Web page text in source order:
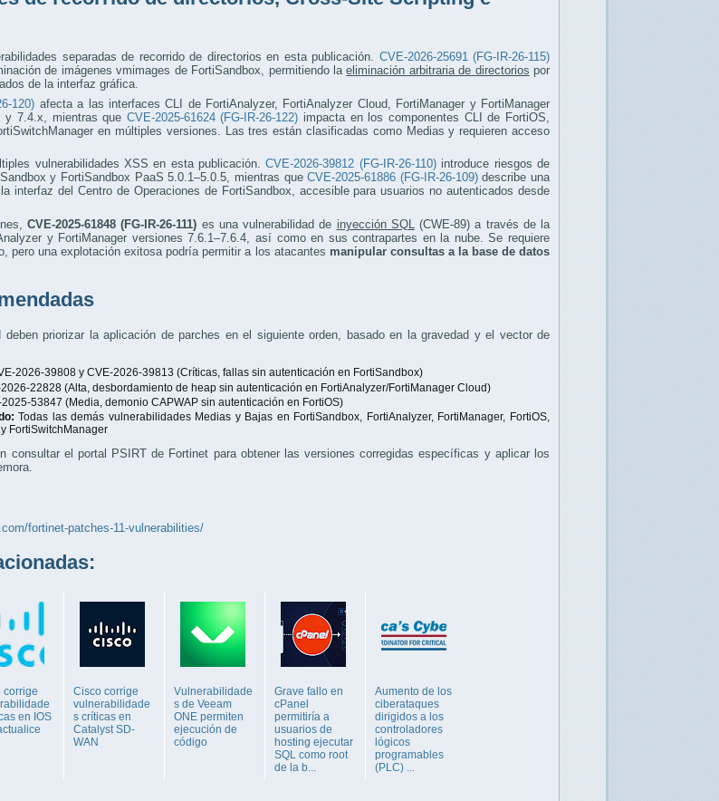
separadas de recorrido de directorios en esta publicación. CVE-2026-25691 (FG-IR-26-115)
de imágenes vmimages de FortiSandbox, permitiendo laeliminación arbitraria de directorios por
de la interfaz gráfica.
120) afecta a las interfaces CLI de FortiAnalyzer, FortiAnalyzer Cloud, FortiManager y FortiManager
y 7.4.x, mientras que CVE-2025-61624 (FG-IR-26-122) impacta en los componentes CLI de FortiOS,
en múltiples versiones. Las tres están clasificadas como Medias y requieren acceso
vulnerabilidades XSS en esta publicación.CVE-2026-39812 (FG-IR-26-110)introduce riesgos de
y FortiSandbox PaaS 5.0.1–5.0.5, mientras queCVE-2025-61886 (FG-IR-26-109)describe una
interfaz del Centro de Operaciones de FortiSandbox, accesible para usuarios no autenticados desde
CVE-2025-61848 (FG-IR-26-111) es una vulnerabilidad de inyección SQL
(CWE-89) a través de la
y FortiManager versiones 7.6.1–7.6.4, así como en sus contrapartes en la nube. Se requiere
pero una explotación exitosa podría permitir a los atacantes manipular consultas a la base de datos
deben priorizar la aplicación de parches en el siguiente orden, basado en la gravedad y el vector de
2026-39808 y CVE-2026-39813 (Críticas, fallas sin autenticación en FortiSandbox)
22828 (Alta, desbordamiento de heap sin autenticación en FortiAnalyzer/FortiManager Cloud)
53847 (Media, demonio CAPWAP sin autenticación en FortiOS)
Todas las demás vulnerabilidades Medias y Bajas en FortiSandbox, FortiAnalyzer, FortiManager, FortiOS,
FortiSwitchManager
consultar el portal PSIRT de Fortinet para obtener las versiones corregidas específicas y aplicar los
fortinet-patches-11-vulnerabilities/
corrige
en IOS
Cisco corrige
vulnerabilidade
s críticas en
Catalyst SD-
WAN
Vulnerabilidade
s de Veeam
ONE permiten
ejecución de
código
Grave fallo en
cPanel
permitiría a
usuarios de
hosting ejecutar
SQL como root
de la b...
Aumento de los
ciberataques
dirigidos a los
controladores
lógicos
programables
(PLC) ...